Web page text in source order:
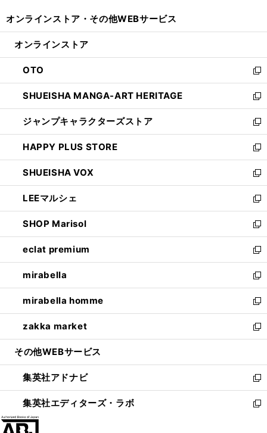
開
ン
ウ
で
開
く
ウ
ン
ド
ウ
で
開
く
オンラインストア・ その他WEBサービス
オンラインストア
OTO
新
し
い
ウ
ィ
ン
ド
ウ
で
開
く
SHUEISHA MANGA-ART HERITAGE
新
し
い
ウ
ィ
ン
ド
ウ
で
開
く
ジャンプキャラクターズストア
新
し
い
ウ
ィ
ン
ド
ウ
で
開
く
HAPPY PLUS STORE
新
し
い
ウ
ィ
ン
ド
ウ
で
開
く
SHUEISHA VOX
新
し
い
ウ
ィ
ン
ド
ウ
で
開
く
LEEマルシェ
新
し
い
ウ
ィ
ン
ド
ウ
で
開
く
SHOP Marisol
新
し
い
ウ
ィ
ン
ド
ウ
で
開
eclat premium
新
し
い
ウ
ィ
ン
ド
ウ
開
く
mirabella
新
し
い
ウ
ィ
ン
ウ
で
開
く
mirabella homme
新
し
い
ウ
ン
ド
ウ
で
zakka market
新
し
ウ
ィ
ン
ド
その他WEBサービス
集英社アドナビ
新
し
い
集英社エディターズ・ラボ
新